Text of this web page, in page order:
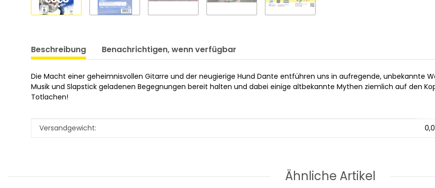
Beschreibung Benachrichtigen, wenn verfügbar
Die Macht einer geheimnisvollen Gitarre und der neugierige Hund Dante entführen uns in aufregende, unbekannte
Musik und Slapstick geladenen Begegnungen bereit halten und dabei einige altbekannte Mythen ziemlich auf den
Totlachen!
Produkteigenschaft
Wert
Versandgewicht:
Ähnliche Artikel